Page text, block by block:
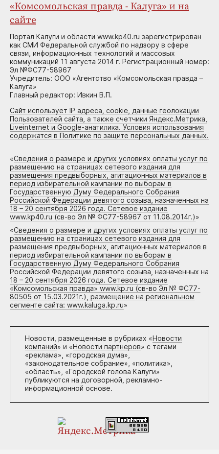
«Комсомольская правда - Калуга» и на
сайте
Портал Калуги и области www.kp40.ru зарегистрирован
как СМИ Федеральной службой по надзору в сфере
связи, информационных технологий и массовых
коммуникаций 11 августа 2014 г. Регистрационный номер:
Эл №ФС77-58967
Учредитель: ООО «Агентство «Комсомольская правда –
Калуга»
Главный редактор: Ивкин В.П.
Сайт использует IP адреса, cookie, данные геолокации
Пользователей сайта, а также счетчики Яндекс.Метрика,
Liveinternet и Google-анатилика. Условия использования
содержатся в Политике по защите персональных данных.
«Сведения о размере и других условиях оплаты услуг по
размещению на страницах сетевого издания для
размещения предвыборных, агитационных материалов в
период избирательной кампании по выборам в
Государственную Думу Федерального Собрания
Российской Федерации девятого созыва, назначенных на
18 – 20 сентября 2026 года. Сетевое издание
www.kp40.ru (св-во Эл № ФС77-58967 от 11.08.2014г.)»
«Сведения о размере и других условиях оплаты услуг по
размещению на страницах сетевого издания для
размещения предвыборных, агитационных материалов в
период избирательной кампании по выборам в
Государственную Думу Федерального Собрания
Российской Федерации девятого созыва, назначенных на
18 – 20 сентября 2026 года. Сетевое издание
«Комсомольская правда» www.kp.ru (св-во Эл № ФС77-
80505 от 15.03.2021г.), размещение на региональном
сегменте сайта: www.kaluga.kp.ru»
Новости, размещенные в рубриках «Новости
компаний» и «Новости партнеров» с тегами
«реклама», «городская дума»,
«законодательное собрание», «политика»,
«область», «Городской голова Калуги»
публикуются на договорной, рекламно-
информационной основе.